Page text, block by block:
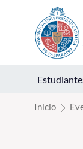
Click acá para ir
Inicio